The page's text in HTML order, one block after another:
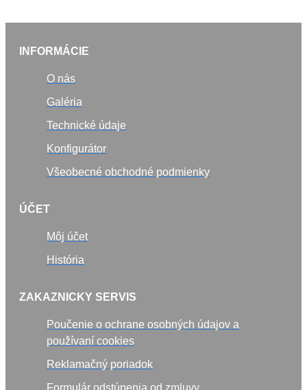
INFORMÁCIE
O nás
Galéria
Technické údaje
Konfigurátor
Všeobecné obchodné podmienky
ÚČET
Môj účet
História
ZAKAZNICKY SERVIS
Poučenie o ochrane osobných údajov a
používaní cookies
Reklamačný poriadok